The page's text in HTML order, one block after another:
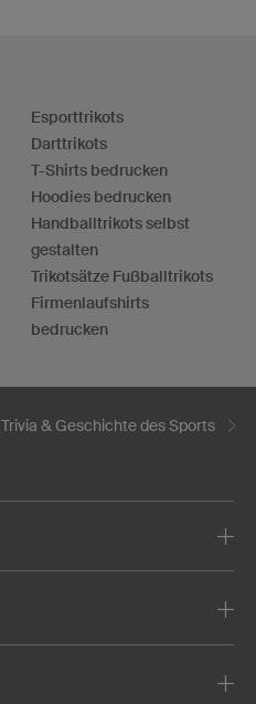
Esporttrikots
Darttrikots
T-Shirts bedrucken
Hoodies bedrucken
Handballtrikots selbst
gestalten
Trikotsätze Fußballtrikots
Firmenlaufshirts
bedrucken
Trivia & Geschichte des Sports